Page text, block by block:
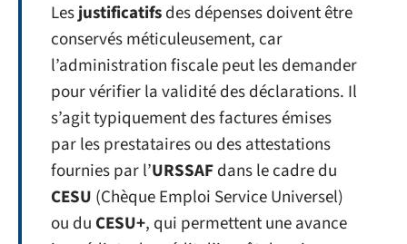
Lesjustificatifsdes dépenses doivent être
conservés méticuleusement, car
l’administration fiscale peut les demander
pour vérifier la validité des déclarations. Il
s’agit typiquement des factures émises
par les prestataires ou des attestations
fournies par l’URSSAFdans le cadre du
CESU (Chèque Emploi Service Universel)
ou du CESU+, qui permettent une avance